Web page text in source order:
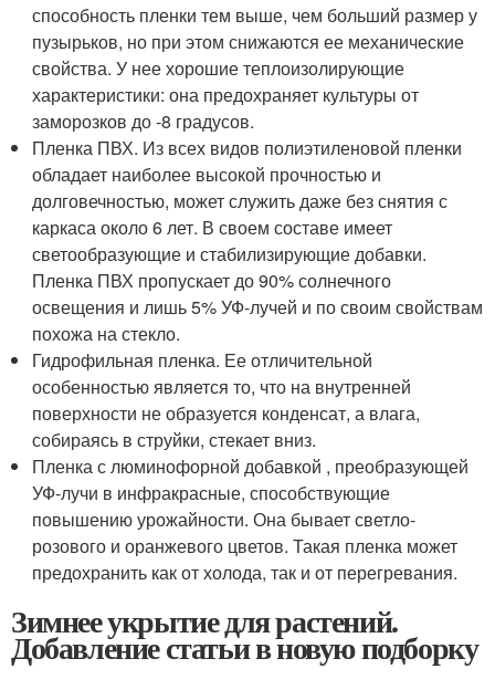
способность пленки тем выше, чем больший размер у
пузырьков, но при этом снижаются ее механические
свойства. У нее хорошие теплоизолирующие
характеристики: она предохраняет культуры от
заморозков до -8 градусов.
Пленка ПВХ. Из всех видов полиэтиленовой пленки
обладает наиболее высокой прочностью и
долговечностью, может служить даже без снятия с
каркаса около 6 лет. В своем составе имеет
светообразующие и стабилизирующие добавки.
Пленка ПВХ пропускает до 90% солнечного
освещения и лишь 5% УФ-лучей и по своим свойствам
похожа на стекло.
Гидрофильная пленка. Ее отличительной
особенностью является то, что на внутренней
поверхности не образуется конденсат, а влага,
собираясь в струйки, стекает вниз.
Пленка с люминофорной добавкой , преобразующей
УФ-лучи в инфракрасные, способствующие
повышению урожайности. Она бывает светло-
розового и оранжевого цветов. Такая пленка может
предохранить как от холода, так и от перегревания.
Зимнее укрытие для растений.
Добавление статьи в новую подборку